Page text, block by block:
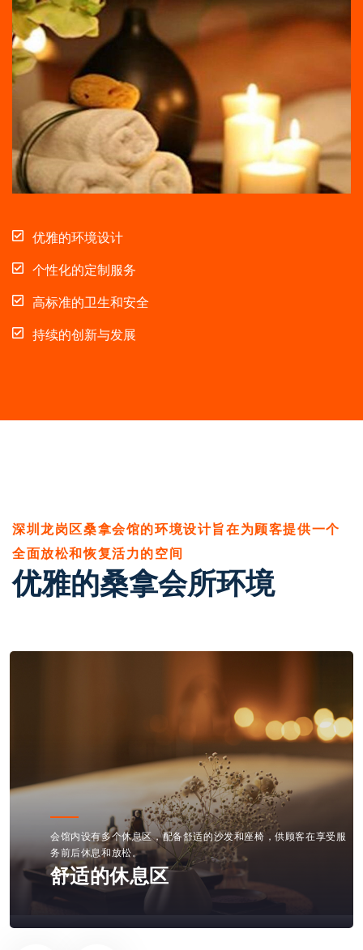
优雅的环境设计
个性化的定制服务
高标准的卫生和安全
持续的创新与发展
深圳龙岗区桑拿会馆的环境设计旨在为顾客提供一个
全面放松和恢复活力的空间
优雅的桑拿会所环境
内部装修融合现代设计元素，使用柔和的色调和温馨的照明，营造
出一种优雅而宁静的氛围。
现代化的装修风格